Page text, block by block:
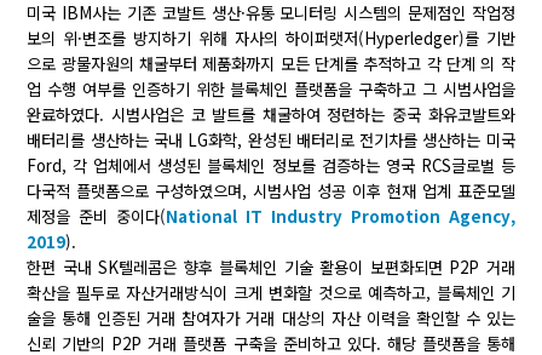
미국 IBM사는 기존 코발트 생산·유통 모니터링 시스템의 문제점인 작업정
보의 위·변조를 방지하기 위해 자사의 하이퍼랫저(Hyperledger)를 기반
으로 광물자원의 채굴부터 제품화까지 모든 단계를 추적하고 각 단계 의 작
업 수행 여부를 인증하기 위한 블록체인 플랫폼을 구축하고 그 시범사업을
완료하였다. 시범사업은 코 발트를 채굴하여 정련하는 중국 화유코발트와
배터리를 생산하는 국내 LG화학, 완성된 배터리로 전기차를 생산하는 미국
Ford, 각 업체에서 생성된 블록체인 정보를 검증하는 영국 RCS글로벌 등
다국적 플랫폼으로 구성하였으며, 시범사업 성공 이후 현재 업계 표준모델
제정을 준비 중이다(National IT Industry Promotion Agency,
2019).
한편 국내 SK텔레콤은 향후 블록체인 기술 활용이 보편화되면 P2P 거래
확산을 필두로 자산거래방식이 크게 변화할 것으로 예측하고, 블록체인 기
술을 통해 인증된 거래 참여자가 거래 대상의 자산 이력을 확인할 수 있는
신뢰 기반의 P2P 거래 플랫폼 구축을 준비하고 있다. 해당 플랫폼을 통해